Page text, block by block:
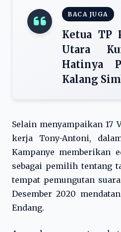
BACA JUGA
Ketua TP
Utara
Hatinya
Kalang
Selain menyampaikan
kerja Tony-Antoni,
Kampanye memberikan
sebagai pemilih tentang
tempat pemungutan
Desember 2020
Endang.